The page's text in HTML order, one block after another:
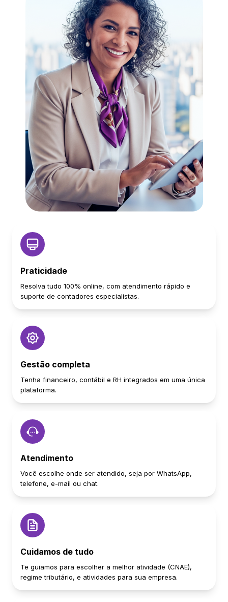
Praticidade
Resolva tudo 100% online, com atendimento rápido e
suporte de contadores especialistas.
Gestão completa
Tenha financeiro, contábil e RH integrados em uma única
plataforma.
Atendimento
Você escolhe onde ser atendido, seja por WhatsApp,
telefone, e-mail ou chat.
Cuidamos de tudo
Te guiamos para escolher a melhor atividade (CNAE),
regime tributário, e atividades para sua empresa.